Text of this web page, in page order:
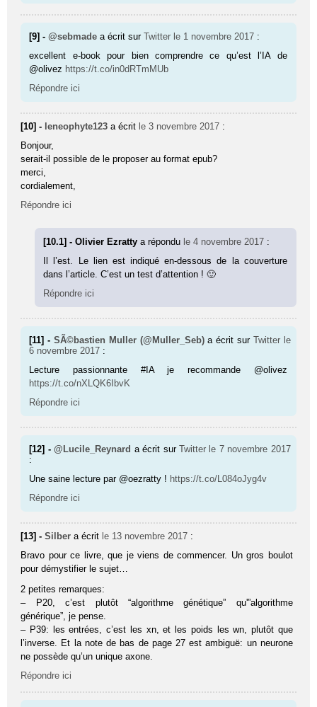
[9] -@sebmade a écrit surTwitter le 1 novembre 2017 :
excellent e-book pour bien comprendre ce qu’est l’IA de
@olivez https://t.co/in0dRTmMUb
Répondre ici
[10] - leneophyte123 a écrit le 3 novembre 2017 :
Bonjour,
serait-il possible de le proposer au format epub?
merci,
cordialement,
Répondre ici
[10.1] - Olivier Ezrattya répondu le 4 novembre 2017 :
Il l’est. Le lien est indiqué en-dessous de la couverture
dans l’article. C’est un test d’attention ! 🙂
Répondre ici
[11] - SÃ©bastien Muller (@Muller_Seb) a écrit sur Twitter le
6 novembre 2017 :
Lecture passionnante #IA je recommande @olivez
https://t.co/nXLQK6IbvK
Répondre ici
[12] -@Lucile_Reynard a écrit sur Twitter le 7 novembre 2017
:
Une saine lecture par @oezratty ! https://t.co/L084oJyg4v
Répondre ici
[13] -Silber a écrit le 13 novembre 2017 :
Bravo pour ce livre, que je viens de commencer. Un gros boulot
pour démystifier le sujet…
2 petites remarques:
– P20, c’est plutôt “algorithme génétique” qu'”algorithme
générique”, je pense.
– P39: les entrées, c’est les xn, et les poids les wn, plutôt que
l’inverse. Et la note de bas de page 27 est ambiguë: un neurone
ne possède qu’un unique axone.
Répondre ici